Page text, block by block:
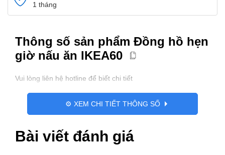
1 tháng
Bài viết đánh giá
Thông số sản phẩm Đồng hồ hẹn
giờ nấu ăn IKEA60
Vui lòng liên hệ hotline để biết chi tiết
⚙️ XEM CHI TIẾT THÔNG SỐ